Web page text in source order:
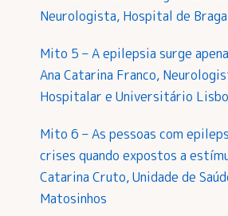
Neurologista, Hospital de Braga
Mito 5 – A epilepsia surge
Ana Catarina Franco,
Hospitalar e Universitário
Mito 6 – As pessoas com
crises quando expostos a
Catarina Cruto, Unidade de
Matosinhos